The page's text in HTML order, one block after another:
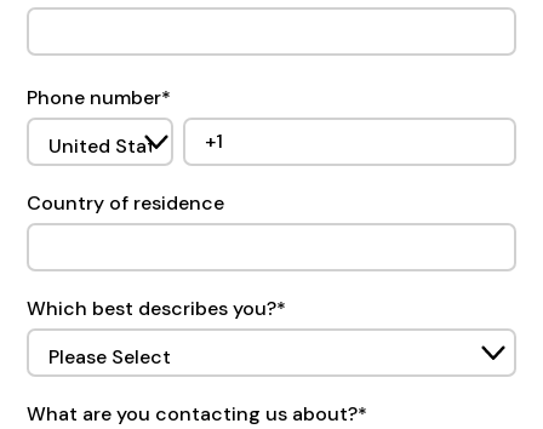
Phone number*
Country of residence
Which best describes you?*
What are you contacting us about?*